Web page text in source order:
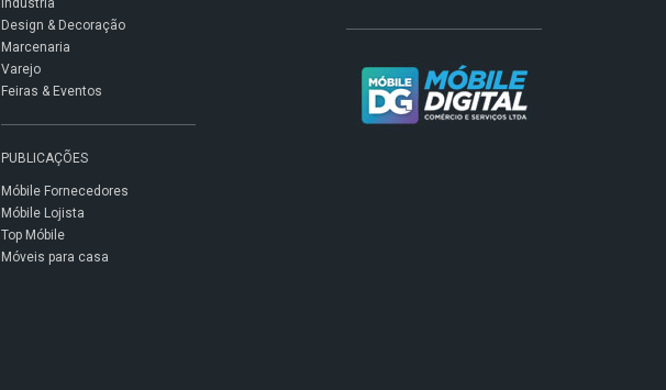
Design & Decoração
Marcenaria
Varejo
Feiras & Eventos
PUBLICAÇÕES
Móbile Fornecedores
Móbile Lojista
Top Móbile
Móveis para casa